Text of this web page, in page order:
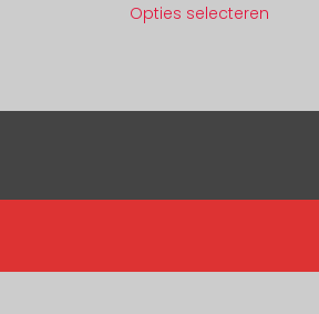
Opties selecteren